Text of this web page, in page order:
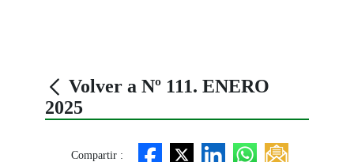
Volver a Nº 111. ENERO
2025
Compartir :